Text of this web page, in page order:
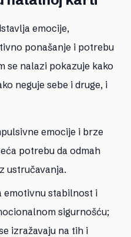
emocije,
ponašanje i potrebu
se nalazi pokazuje kako
neguje sebe i druge, i
emocije i brze
potrebu da odmah
ustručavanja.
emotivnu stabilnost i
sigurnošću;
izražavaju na tih i